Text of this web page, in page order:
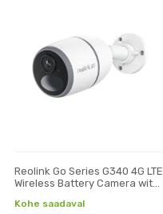
Reolink Go Series G340 4G LTE
Wireless Battery Camera with
Camoufla
Kohe saadaval